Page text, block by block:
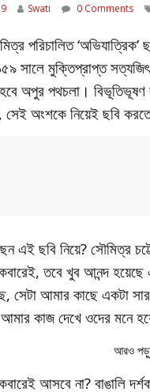
Swati 0 Comments
পরিচালিত
সালে মুক্তিপ্রাপ্ত সত্যজিৎ
অপুর পথচলা। বিভূতিভূষণ
সেই অংশকে নিয়েই ছবি
এই ছবি নিয়ে? সৌমিত্র
তবে খুব আনন্দ হয়েছে
সেটা আমার কাছে একটা
কাজ দেখে ওদের মনে
আরও
আসবে না? বাঙালি